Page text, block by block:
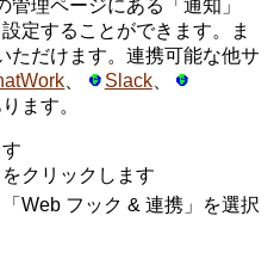
理ページにある「通知」
定することができます。ま
ただけます。連携可能な他サ
Slack、
ます。
クリックします
Web フック & 連携」を選択